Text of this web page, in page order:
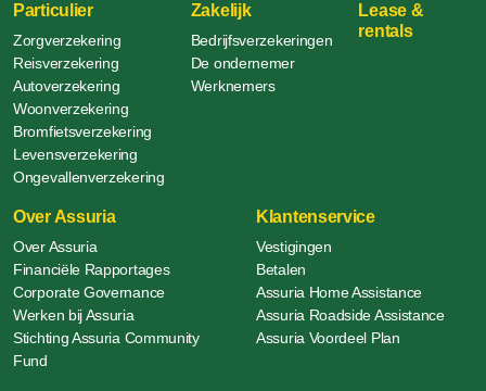
Particulier
Zorgverzekering
Reisverzekering
Autoverzekering
Woonverzekering
Bromfietsverzekering
Levensverzekering
Ongevallenverzekering
Zakelijk
Bedrijfsverzekeringen
De ondernemer
Werknemers
Lease &
rentals
Over Assuria
Over Assuria
Financiële Rapportages
Corporate Governance
Werken bij Assuria
Stichting Assuria Community
Fund
Klantenservice
Vestigingen
Betalen
Assuria Home Assistance
Assuria Roadside Assistance
Assuria Voordeel Plan